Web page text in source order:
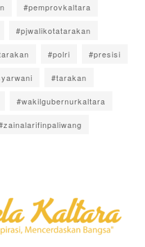
#pemprovkaltara
#pjwalikotatarakan
#polri #presisi
#tarakan
#wakilgubernurkaltara